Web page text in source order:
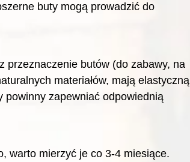
buty mogą prowadzić do
przeznaczenie butów (do zabawy, na
materiałów, mają elastyczną
powinny zapewniać odpowiednią
warto mierzyć je co 3-4 miesiące.